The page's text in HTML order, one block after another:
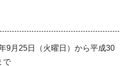
9月25日（火曜日）から平成30
で